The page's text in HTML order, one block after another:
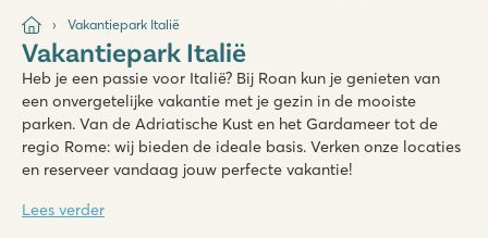
Vakantiepark Italië
Vakantiepark Italië
Heb je een passie voor Italië? Bij Roan kun je genieten van
een onvergetelijke vakantie met je gezin in de mooiste
parken. Van de Adriatische Kust en het Gardameer tot de
regio Rome: wij bieden de ideale basis. Verken onze locaties
en reserveer vandaag jouw perfecte vakantie!
Lees verder